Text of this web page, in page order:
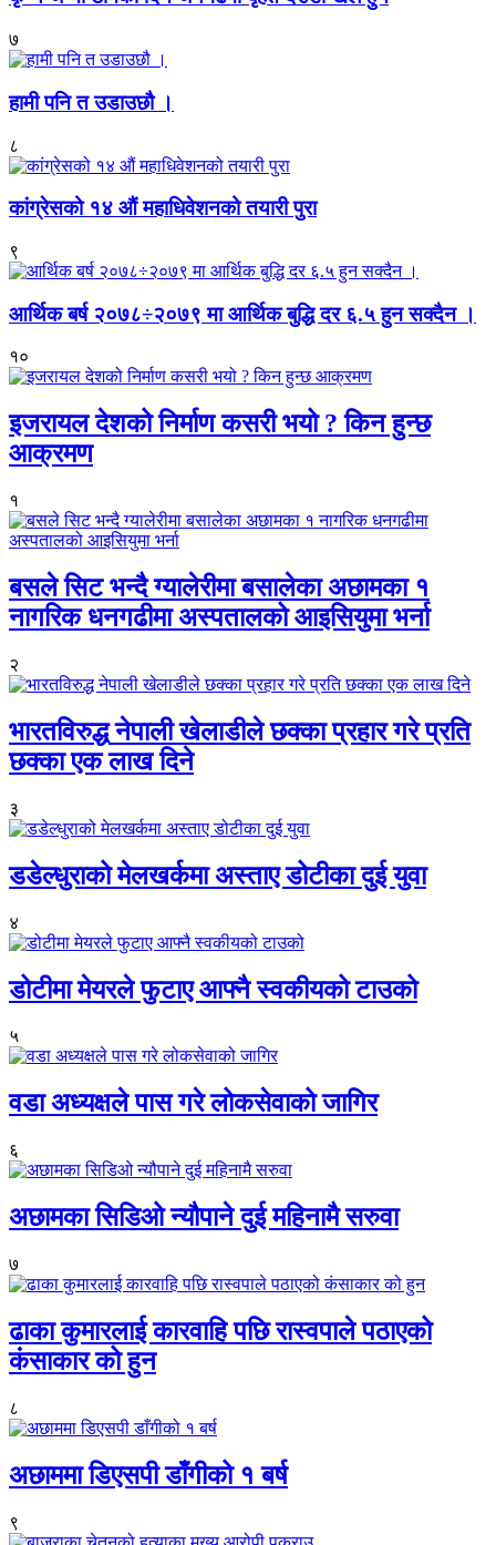
७
हामी पनि त उडाउछौ ।
८
कांग्रेसको १४ औं महाधिवेशनको तयारी पुरा
९
आर्थिक बर्ष २०७८÷२०७९ मा आर्थिक बुद्धि दर ६.५ हुन सक्दैन ।
१०
इजरायल देशको निर्माण कसरी भयो ? किन हुन्छ
आक्रमण
१
बसले सिट भन्दै ग्यालेरीमा बसालेका अछामका १
नागरिक धनगढीमा अस्पतालको आइसियुमा भर्ना
२
भारतविरुद्ध नेपाली खेलाडीले छक्का प्रहार गरे प्रति
छक्का एक लाख दिने
३
डडेल्धुराको मेलखर्कमा अस्ताए डोटीका दुई युवा
४
डोटीमा मेयरले फुटाए आफ्नै स्वकीयको टाउको
५
वडा अध्यक्षले पास गरे लोकसेवाको जागिर
६
अछामका सिडिओ न्यौपाने दुई महिनामै सरुवा
७
ढाका कुमारलाई कारवाहि पछि रास्वपाले पठाएको
कंसाकार को हुन
८
अछाममा डिएसपी डाँगीको १ बर्ष
९